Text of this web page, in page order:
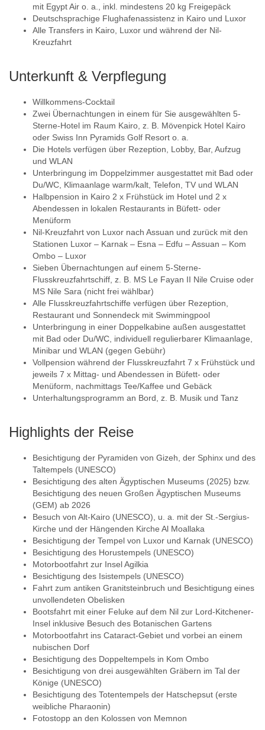
mit Egypt Air o. a., inkl. mindestens 20 kg Freigepäck
Deutschsprachige Flughafenassistenz in Kairo und Luxor
Alle Transfers in Kairo, Luxor und während der Nil-
Kreuzfahrt
Unterkunft & Verpflegung
Willkommens-Cocktail
Zwei Übernachtungen in einem für Sie ausgewählten 5-
Sterne-Hotel im Raum Kairo, z. B. Mövenpick Hotel Kairo
oder Swiss Inn Pyramids Golf Resort o. a.
Die Hotels verfügen über Rezeption, Lobby, Bar, Aufzug
und WLAN
Unterbringung im Doppelzimmer ausgestattet mit Bad oder
Du/WC, Klimaanlage warm/kalt, Telefon, TV und WLAN
Halbpension in Kairo 2 x Frühstück im Hotel und 2 x
Abendessen in lokalen Restaurants in Büfett- oder
Menüform
Nil-Kreuzfahrt von Luxor nach Assuan und zurück mit den
Stationen Luxor – Karnak – Esna – Edfu – Assuan – Kom
Ombo – Luxor
Sieben Übernachtungen auf einem 5-Sterne-
Flusskreuzfahrtschiff, z. B. MS Le Fayan II Nile Cruise oder
MS Nile Sara (nicht frei wählbar)
Alle Flusskreuzfahrtschiffe verfügen über Rezeption,
Restaurant und Sonnendeck mit Swimmingpool
Unterbringung in einer Doppelkabine außen ausgestattet
mit Bad oder Du/WC, individuell regulierbarer Klimaanlage,
Minibar und WLAN (gegen Gebühr)
Vollpension während der Flusskreuzfahrt 7 x Frühstück und
jeweils 7 x Mittag- und Abendessen in Büfett- oder
Menüform, nachmittags Tee/Kaffee und Gebäck
Unterhaltungsprogramm an Bord, z. B. Musik und Tanz
Highlights der Reise
Besichtigung der Pyramiden von Gizeh, der Sphinx und des
Taltempels (UNESCO)
Besichtigung des alten Ägyptischen Museums (2025) bzw.
Besichtigung des neuen Großen Ägyptischen Museums
(GEM) ab 2026
Besuch von Alt-Kairo (UNESCO), u. a. mit der St.-Sergius-
Kirche und der Hängenden Kirche Al Moallaka
Besichtigung der Tempel von Luxor und Karnak (UNESCO)
Besichtigung des Horustempels (UNESCO)
Motorbootfahrt zur Insel Agilkia
Besichtigung des Isistempels (UNESCO)
Fahrt zum antiken Granitsteinbruch und Besichtigung eines
unvollendeten Obelisken
Bootsfahrt mit einer Feluke auf dem Nil zur Lord-Kitchener-
Insel inklusive Besuch des Botanischen Gartens
Motorbootfahrt ins Cataract-Gebiet und vorbei an einem
nubischen Dorf
Besichtigung des Doppeltempels in Kom Ombo
Besichtigung von drei ausgewählten Gräbern im Tal der
Könige (UNESCO)
Besichtigung des Totentempels der Hatschepsut (erste
weibliche Pharaonin)
Fotostopp an den Kolossen von Memnon